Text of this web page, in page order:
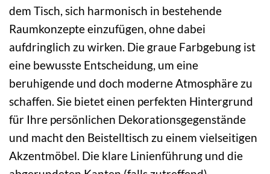
dem Tisch, sich harmonisch in bestehende
Raumkonzepte einzufügen, ohne dabei
aufdringlich zu wirken. Die graue Farbgebung ist
eine bewusste Entscheidung, um eine
beruhigende und doch moderne Atmosphäre zu
schaffen. Sie bietet einen perfekten Hintergrund
für Ihre persönlichen Dekorationsgegenstände
und macht den Beistelltisch zu einem vielseitigen
Akzentmöbel. Die klare Linienführung und die